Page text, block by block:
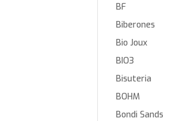
BF
Biberones
Bio Joux
BIO3
Bisuteria
BOHM
Bondi Sands